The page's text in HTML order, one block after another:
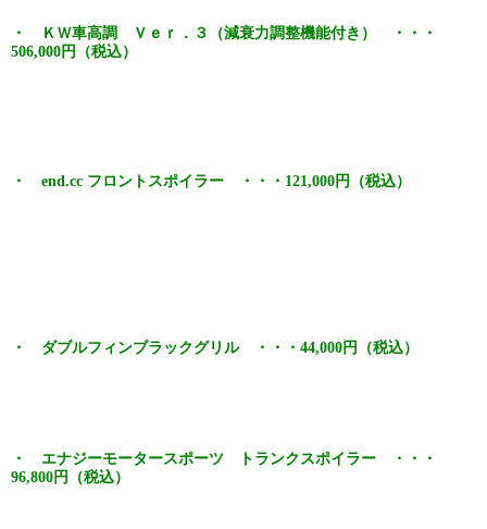
・ ＫＷ車高調 Ｖｅｒ．３（減衰力調整機能付き） ・・・
506,000円（税込）
・ end.cc フロントスポイラー ・・・121,000円（税込）
・ ダブルフィンブラックグリル ・・・44,000円（税込）
・ エナジーモータースポーツ トランクスポイラー ・・・
96,800円（税込）